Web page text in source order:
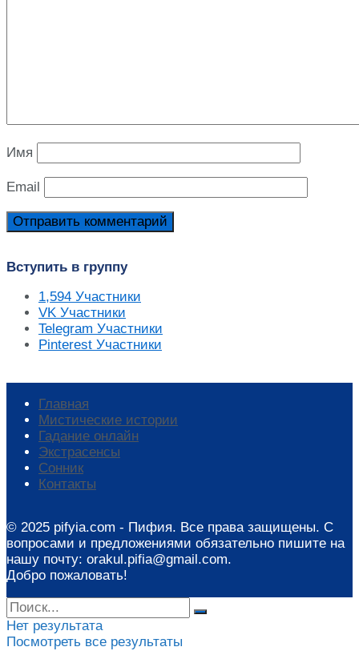
Имя
Email
Вступить в группу
1,594 Участники
VK Участники
Telegram Участники
Pinterest Участники
Главная
Мистические истории
Гадание онлайн
Экстрасенсы
Сонник
Контакты
© 2025 pifyia.com - Пифия. Все права защищены. С
вопросами и предложениями обязательно пишите на
нашу почту: orakul.pifia@gmail.com.
Добро пожаловать!
Нет результата
Посмотреть все результаты